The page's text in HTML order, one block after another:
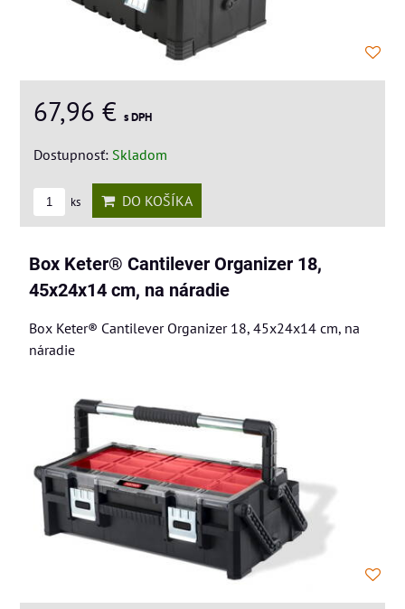
67,96 € s DPH
Dostupnosť: Skladom
ks DO KOŠÍKA
Box Keter® Cantilever Organizer 18,
45x24x14 cm, na náradie
Box Keter® Cantilever Organizer 18, 45x24x14 cm, na
náradie